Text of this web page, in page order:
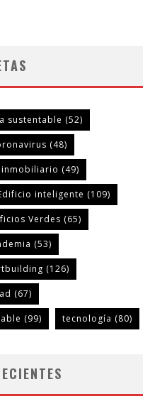
sustentable (52)
(48)
(49)
inteligente (109)
Verdes (65)
(53)
(126)
(67)
(99) tecnología (80)